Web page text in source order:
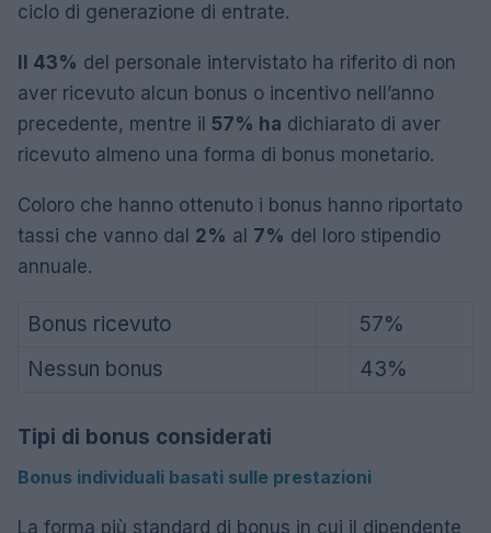
ciclo di generazione di entrate.
Il 43% del personale intervistato ha riferito di non
aver ricevuto alcun bonus o incentivo nell’anno
precedente, mentre il 57% ha dichiarato di aver
ricevuto almeno una forma di bonus monetario.
Coloro che hanno ottenuto i bonus hanno riportato
tassi che vanno dal 2% al 7% del loro stipendio
annuale.
Bonus ricevuto
57%
Nessun bonus
43%
Tipi di bonus considerati
Bonus individuali basati sulle prestazioni
La forma più standard di bonus in cui il dipendente